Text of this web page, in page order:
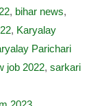
, bihar news,
, Karyalay
Parichari
job 2022, sarkari